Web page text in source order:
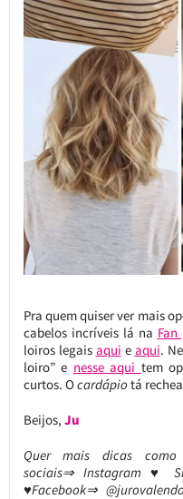
Pra quem quiser ver mais
cabelos incríveis lá na Fan
loiros legais aqui e aqui.
loiro” e nesse aqui tem
curtos. Ocardápio tá
Beijos, Ju
Quer mais dicas como
sociais⇒ Instagram ♥
♥Facebook⇒ @jurovalendo